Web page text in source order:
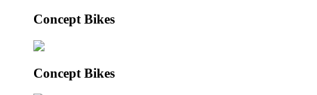
Concept Bikes
Concept Bikes